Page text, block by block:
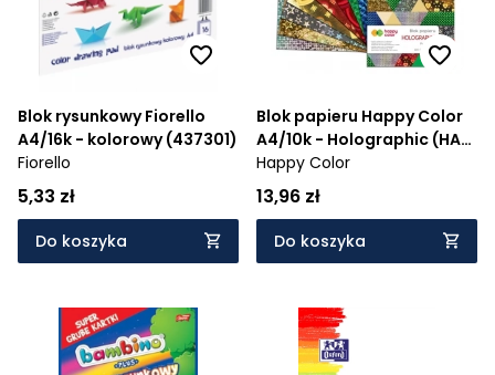
Blok rysunkowy Fiorello
A4/16k - kolorowy (437301)
Fiorello
5,33 zł
Do koszyka
Blok papieru Happy Color
A4/10k - Holographic (HA
3807 2030-HO)
Happy Color
13,96 zł
Do koszyka